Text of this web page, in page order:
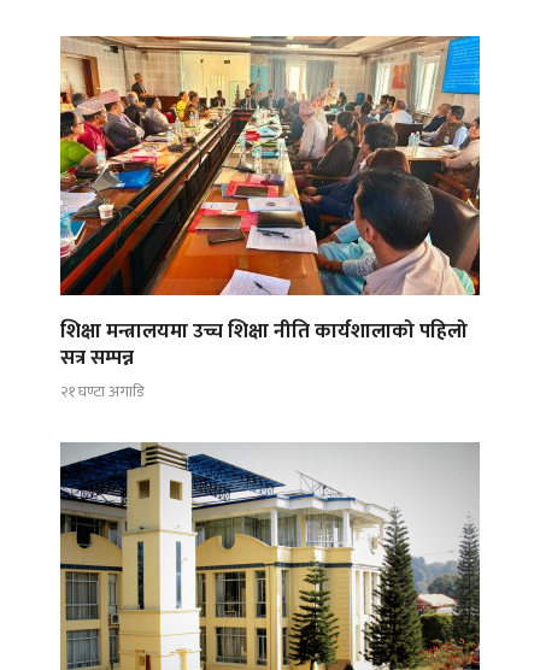
शिक्षा मन्त्रालयमा उच्च शिक्षा नीति कार्यशालाको पहिलो
सत्र सम्पन्न
२१ घण्टा अगाडि